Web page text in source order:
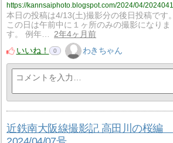
本日の投稿は4/13(土)撮影分の後日投稿です。
この日は午前中に１ヶ所のみの撮影になりま
す。 例年…
2年4ヶ月前
いいね！
0 わきちゃん
近鉄南大阪線撮影記 高田川の桜編